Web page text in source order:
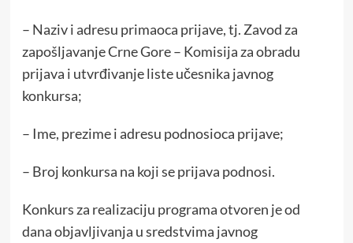
– Naziv i adresu primaoca prijave, tj. Zavod za
zapošljavanje Crne Gore – Komisija za obradu
prijava i utvrđivanje liste učesnika javnog
konkursa;
– Ime, prezime i adresu podnosioca prijave;
– Broj konkursa na koji se prijava podnosi.
Konkurs za realizaciju programa otvoren je od
dana objavljivanja u sredstvima javnog